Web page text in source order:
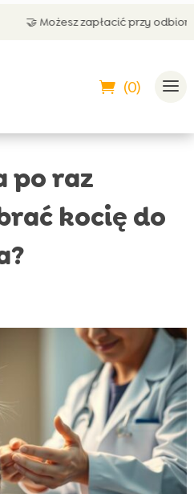
przy odbiorze
(0)
po raz
kocię do